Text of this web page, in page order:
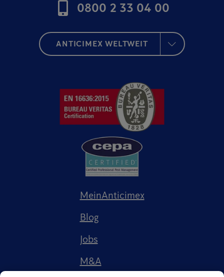
0800 2 33 04 00
ANTICIMEX WELTWEIT
MeinAnticimex
Blog
Jobs
M&A